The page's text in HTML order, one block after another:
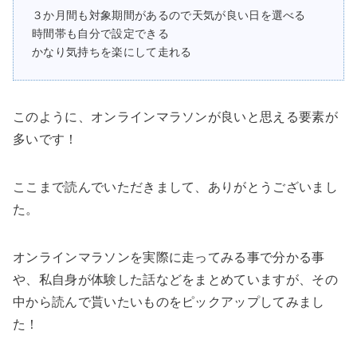
３か月間も対象期間があるので天気が良い日を選べる
時間帯も自分で設定できる
かなり気持ちを楽にして走れる
このように、オンラインマラソンが良いと思える要素が
多いです！
ここまで読んでいただきまして、ありがとうございまし
た。
オンラインマラソンを実際に走ってみる事で分かる事
や、私自身が体験した話などをまとめていますが、その
中から読んで貰いたいものをピックアップしてみまし
た！